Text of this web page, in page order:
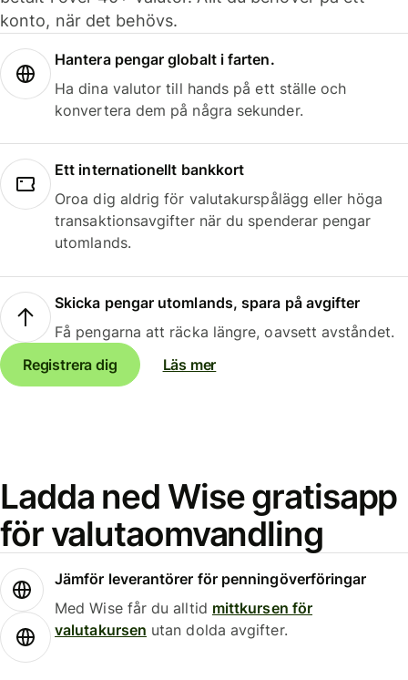
konto, när det behövs.
Hantera pengar globalt i farten.
Ha dina valutor till hands på ett ställe och
konvertera dem på några sekunder.
Ett internationellt bankkort
Oroa dig aldrig för valutakurspålägg eller höga
transaktionsavgifter när du spenderar pengar
utomlands.
Skicka pengar utomlands, spara på avgifter
Få pengarna att räcka längre, oavsett avståndet.
Registrera dig
Läs mer
Ladda ned Wise gratisapp
för valutaomvandling
Jämför leverantörer för penningöverföringar
Med Wise får du alltid mittkursen för
valutakursen utan dolda avgifter.